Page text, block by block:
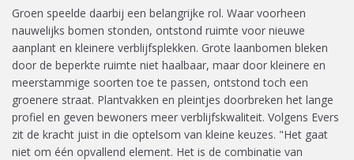
Groen speelde daarbij een belangrijke rol. Waar voorheen
nauwelijks bomen stonden, ontstond ruimte voor nieuwe
aanplant en kleinere verblijfsplekken. Grote laanbomen bleken
door de beperkte ruimte niet haalbaar, maar door kleinere en
meerstammige soorten toe te passen, ontstond toch een
groenere straat. Plantvakken en pleintjes doorbreken het lange
profiel en geven bewoners meer verblijfskwaliteit. Volgens Evers
zit de kracht juist in die optelsom van kleine keuzes. "Het gaat
niet om één opvallend element. Het is de combinatie van